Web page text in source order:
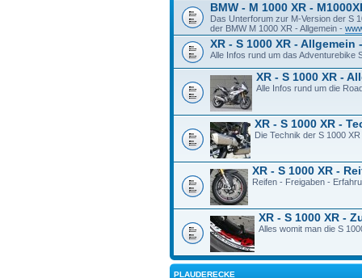
BMW - M 1000 XR -
Das Unterforum zur M-Version der S
der BMW M 1000 XR - Allgemein -
XR - S 1000 XR -
Alle Infos rund um das Adventurebike
XR - S 1000 XR -
Alle Infos rund um die
XR - S 1000 XR -
Die Technik der S 1000
XR - S 1000 XR -
Reifen - Freigaben -
XR - S 1000 XR -
Alles womit man die S
PLAUDERECKE